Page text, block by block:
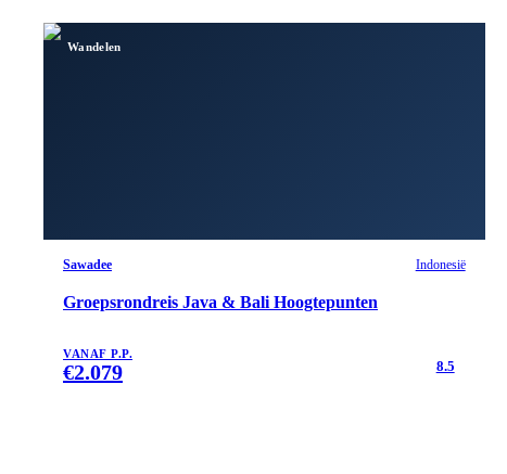
Wandelen
Sawadee Indonesië
Groepsrondreis Java & Bali Hoogtepunten
VANAF P.P.
€2.079 8.5